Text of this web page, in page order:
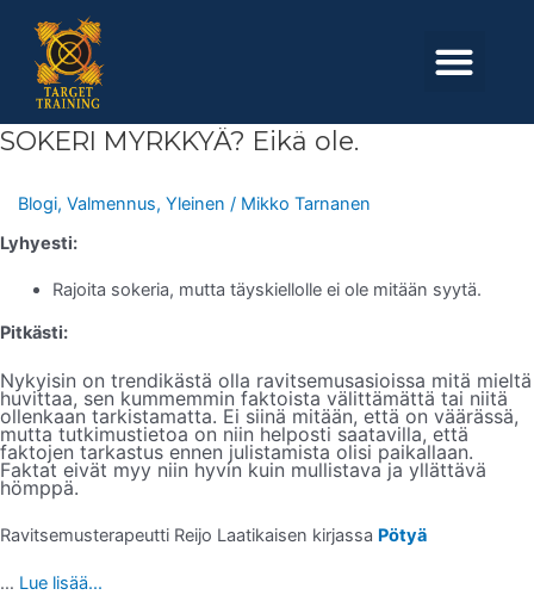
content
SOKERI MYRKKYÄ? Eikä ole.
Blogi, Valmennus, Yleinen / Mikko Tarnanen
Lyhyesti:
Rajoita sokeria, mutta täyskiellolle ei ole mitään syytä.
Pitkästi:
Nykyisin on trendikästä olla ravitsemusasioissa mitä mieltä
huvittaa, sen kummemmin faktoista välittämättä tai niitä
ollenkaan tarkistamatta. Ei siinä mitään, että on väärässä,
mutta tutkimustietoa on niin helposti saatavilla, että
faktojen tarkastus ennen julistamista olisi paikallaan.
Faktat eivät myy niin hyvin kuin mullistava ja yllättävä
hömppä.
Ravitsemusterapeutti Reijo Laatikaisen kirjassa Pötyä
… Lue lisää...
SOKERI
MYRKKYÄ?